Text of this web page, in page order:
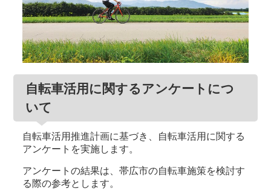
自転車活用に関するアンケートにつ
いて
自転車活用推進計画に基づき、自転車活用に関する
アンケートを実施します。
アンケートの結果は、帯広市の自転車施策を検討す
る際の参考とします。